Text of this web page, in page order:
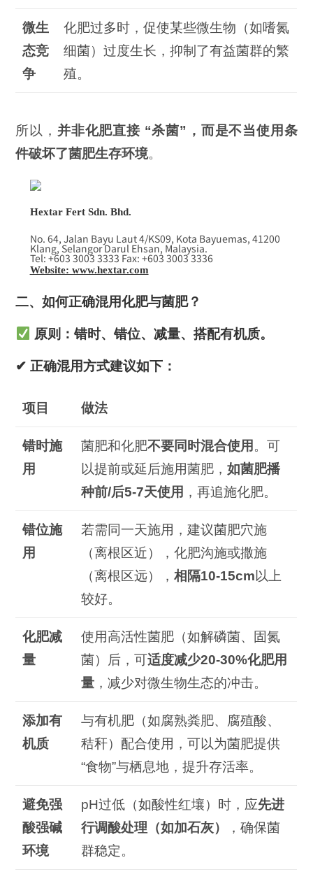
微生
态竞
争
化肥过多时，促使某些微生物（如嗜氮
细菌）过度生长，抑制了有益菌群的繁
殖。
所以， 并非化肥直接 “杀菌” ，而是不当使用条
件破坏了菌肥生存环境。
Hextar Fert Sdn. Bhd.
No. 64, Jalan Bayu Laut 4/KS09, Kota Bayuemas, 41200
Klang, Selangor Darul Ehsan, Malaysia.
Tel: +603 3003 3333 Fax: +603 3003 3336
Website: www.hextar.com
二、如何正确混用化肥与菌肥？
原则：错时、错位、减量、搭配有机质。
✔ 正确混用方式建议如下：
项目 做法
错时施
用
菌肥和化肥不要同时混合使用 。可
以提前或延后施用菌肥，如菌肥播
种前/后5-7天使用 ，再追施化肥。
错位施
用
若需同一天施用，建议菌肥穴施
（离根区近），化肥沟施或撒施
（离根区远），相隔10-15cm以上
较好。
化肥减
量
使用高活性菌肥（如解磷菌、固氮
菌）后，可适度减少20-30%化肥用
量 ，减少对微生物生态的冲击。
添加有
机质
与有机肥（如腐熟粪肥、腐殖酸、
秸秆）配合使用，可以为菌肥提供
“食物”与栖息地，提升存活率。
避免强
酸强碱
环境
pH过低（如酸性红壤）时，应先进
行调酸处理（如加石灰）
，确保菌
群稳定。